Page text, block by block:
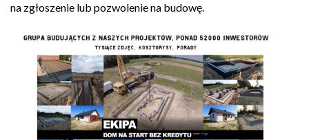
na zgłoszenie lub pozwolenie na budowę.